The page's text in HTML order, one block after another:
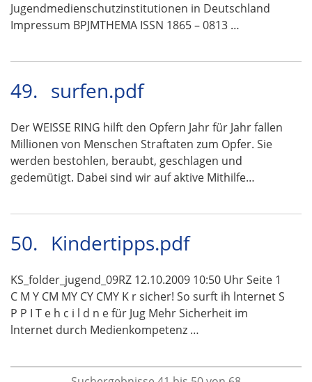
Jugendmedienschutzinstitutionen in Deutschland
Impressum BPJMTHEMA ISSN 1865 – 0813 …
49. surfen.pdf
Der WEISSE RING hilft den Opfern Jahr für Jahr fallen
Millionen von Menschen Straftaten zum Opfer. Sie
werden bestohlen, beraubt, geschlagen und
gedemütigt. Dabei sind wir auf aktive Mithilfe…
50. Kindertipps.pdf
KS_folder_jugend_09RZ 12.10.2009 10:50 Uhr Seite 1
C M Y CM MY CY CMY K r sicher! So surft ih lnternet S
P P I T e h c i l d n e für Jug Mehr Sicherheit im
lnternet durch Medienkompetenz …